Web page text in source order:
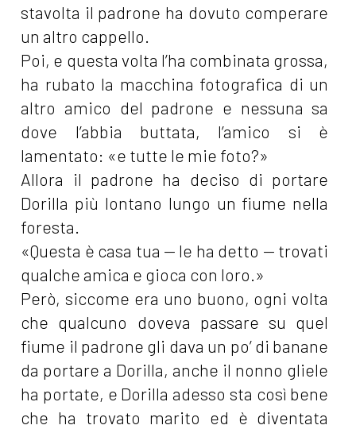
stavolta il padrone ha dovuto comperare
un altro cappello.
Poi, e questa volta l’ha combinata grossa,
ha rubato la macchina fotografica di un
altro amico del padrone e nessuna sa
dove l’abbia buttata, l’amico si è
lamentato: «e tutte le mie foto?»
Allora il padrone ha deciso di portare
Dorilla più lontano lungo un fiume nella
foresta.
«Questa è casa tua — le ha detto — trovati
qualche amica e gioca con loro.»
Però, siccome era uno buono, ogni volta
che qualcuno doveva passare su quel
fiume il padrone gli dava un po’ di banane
da portare a Dorilla, anche il nonno gliele
ha portate, e Dorilla adesso sta così bene
che ha trovato marito ed è diventata